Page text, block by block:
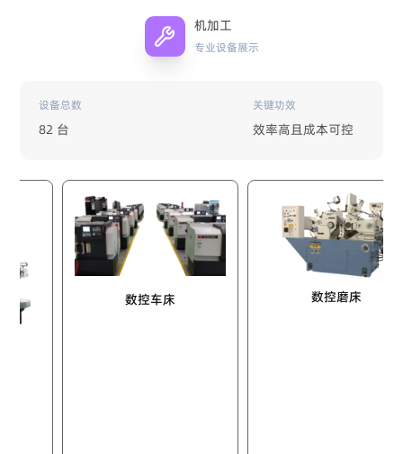
机加工
专业设备展示
设备总数
82 台
关键功效
效率高且成本可控
数控车床 数控磨床